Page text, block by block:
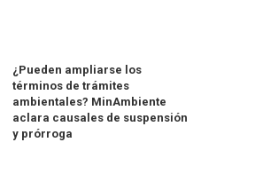
¿Pueden ampliarse los
términos de trámites
ambientales? MinAmbiente
aclara causales de suspensión
y prórroga